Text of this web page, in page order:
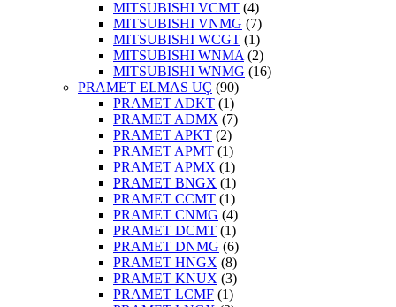
MITSUBISHI VCMT (4)
MITSUBISHI VNMG (7)
MITSUBISHI WCGT (1)
MITSUBISHI WNMA (2)
MITSUBISHI WNMG (16)
PRAMET ELMAS UÇ (90)
PRAMET ADKT (1)
PRAMET ADMX (7)
PRAMET APKT (2)
PRAMET APMT (1)
PRAMET APMX (1)
PRAMET BNGX (1)
PRAMET CCMT (1)
PRAMET CNMG (4)
PRAMET DCMT (1)
PRAMET DNMG (6)
PRAMET HNGX (8)
PRAMET KNUX (3)
PRAMET LCMF (1)